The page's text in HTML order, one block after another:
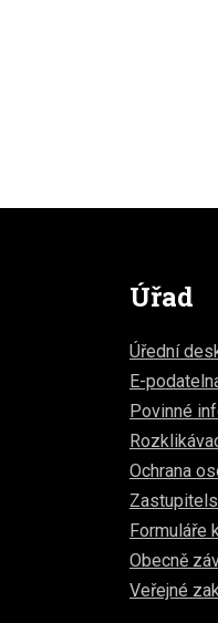
Úřad
Úřední
E-
Povinné
Ochrana
Formuláře
Obecně
Veřejné